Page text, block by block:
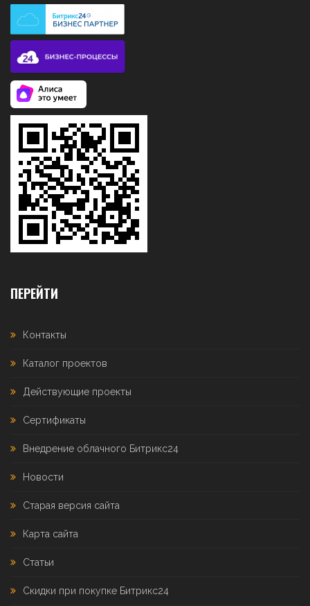
ПЕРЕЙТИ
Контакты
Каталог проектов
Действующие проекты
Сертификаты
Внедрение облачного Битрикс24
Новости
Старая версия сайта
Карта сайта
Статьи
Скидки при покупке Битрикс24